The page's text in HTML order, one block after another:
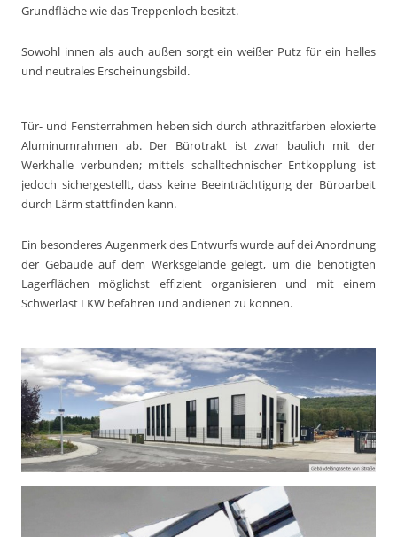
Grundfläche wie das Treppenloch besitzt.
Sowohl innen als auch außen sorgt ein weißer Putz für ein helles
und neutrales Erscheinungsbild.
Tür- und Fensterrahmen heben sich durch athrazitfarben eloxierte
Aluminumrahmen ab. Der Bürotrakt ist zwar baulich mit der
Werkhalle verbunden; mittels schalltechnischer Entkopplung ist
jedoch sichergestellt, dass keine Beeinträchtigung der Büroarbeit
durch Lärm stattfinden kann.
Ein besonderes Augenmerk des Entwurfs wurde auf dei Anordnung
der Gebäude auf dem Werksgelände gelegt, um die benötigten
Lagerflächen möglichst effizient organisieren und mit einem
Schwerlast LKW befahren und andienen zu können.